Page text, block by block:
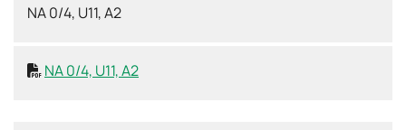
NA 0/4, U11, A2
 NA 0/4, U11, A2